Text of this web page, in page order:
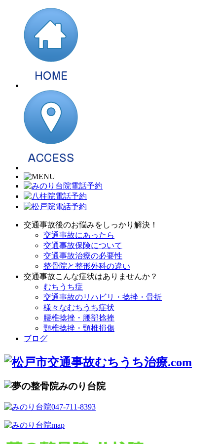
交通事故後のお悩みをしっかり解決！
交通事故にあったら
交通事故保険について
交通事故治療の必要性
整骨院と整形外科の違い
交通事故こんな症状はありませんか？
むちうち症
交通事故のリハビリ・捻挫・骨折
様々なむちうち症状
腰椎捻挫・腰部捻挫
頸椎捻挫・頸椎損傷
ブログ